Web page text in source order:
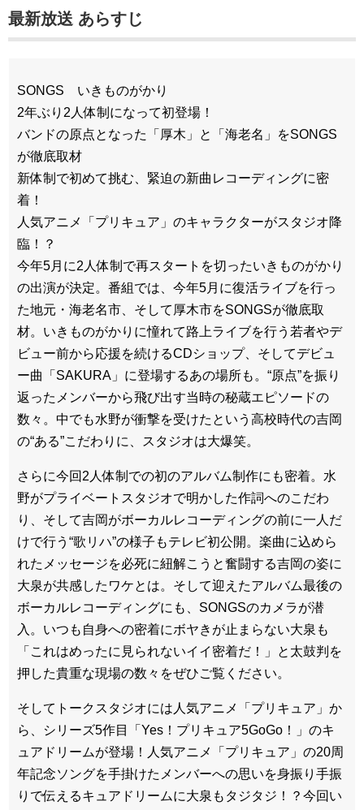
最新放送 あらすじ
SONGS いきものがかり
2年ぶり2人体制になって初登場！
バンドの原点となった「厚木」と「海老名」をSONGS
が徹底取材
新体制で初めて挑む、緊迫の新曲レコーディングに密
着！
人気アニメ「プリキュア」のキャラクターがスタジオ降
臨！？
今年5月に2人体制で再スタートを切ったいきものがかり
の出演が決定。番組では、今年5月に復活ライブを行っ
た地元・海老名市、そして厚木市をSONGSが徹底取
材。いきものがかりに憧れて路上ライブを行う若者やデ
ビュー前から応援を続けるCDショップ、そしてデビュ
ー曲「SAKURA」に登場するあの場所も。“原点”を振り
返ったメンバーから飛び出す当時の秘蔵エピソードの
数々。中でも水野が衝撃を受けたという高校時代の吉岡
の“ある”こだわりに、スタジオは大爆笑。
さらに今回2人体制での初のアルバム制作にも密着。水
野がプライベートスタジオで明かした作詞へのこだわ
り、そして吉岡がボーカルレコーディングの前に一人だ
けで行う“歌リハ”の様子もテレビ初公開。楽曲に込めら
れたメッセージを必死に紐解こうと奮闘する吉岡の姿に
大泉が共感したワケとは。そして迎えたアルバム最後の
ボーカルレコーディングにも、SONGSのカメラが潜
入。いつも自身への密着にボヤきが止まらない大泉も
「これはめったに見られないイイ密着だ！」と太鼓判を
押した貴重な現場の数々をぜひご覧ください。
そしてトークスタジオには人気アニメ「プリキュア」か
ら、シリーズ5作目「Yes！プリキュア5GoGo！」のキ
ュアドリームが登場！人気アニメ「プリキュア」の20周
年記念ソングを手掛けたメンバーへの思いを身振り手振
りで伝えるキュアドリームに大泉もタジタジ！？今回い